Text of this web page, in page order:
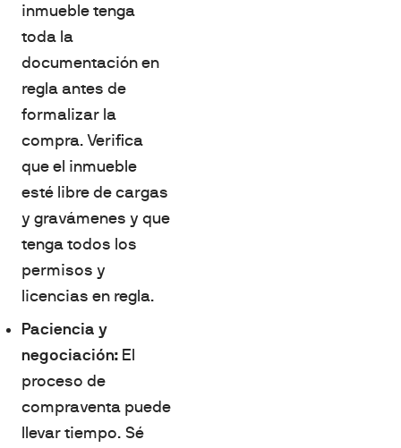
inmueble tenga
toda la
documentación en
regla antes de
formalizar la
compra. Verifica
que el inmueble
esté libre de cargas
y gravámenes y que
tenga todos los
permisos y
licencias en regla.
Paciencia y
negociación: El
proceso de
compraventa puede
llevar tiempo. Sé